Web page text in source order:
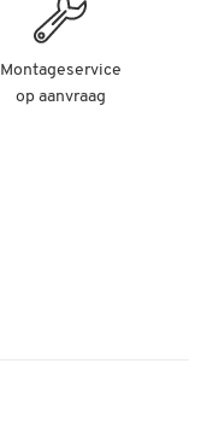
Montageservice
op aanvraag